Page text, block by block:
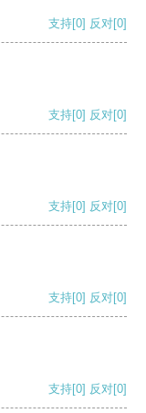
支持[0] 反对[0]
支持[0] 反对[0]
支持[0] 反对[0]
支持[0] 反对[0]
支持[0] 反对[0]